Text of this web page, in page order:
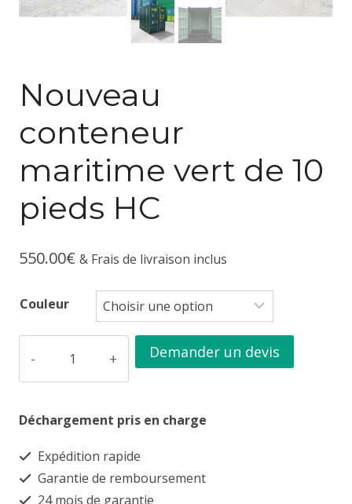
Nouveau
conteneur
maritime vert de 10
pieds HC
550.00€ & Frais de livraison inclus
Couleur
conteneur
maritime
vert
de
Demander un devis
Déchargement pris en charge
Expédition rapide
Garantie de remboursement
24 mois de garantie